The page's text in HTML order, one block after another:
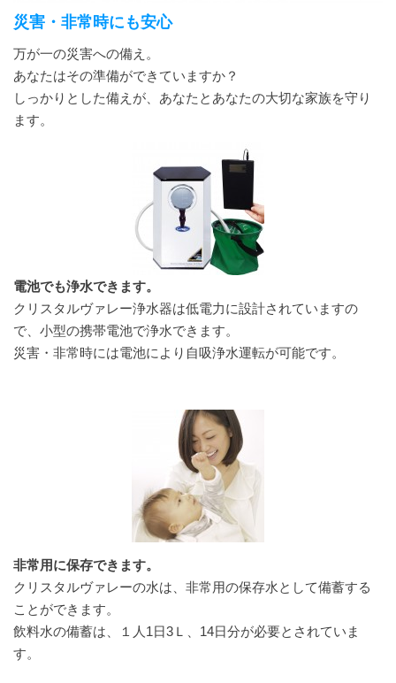
災害・非常時にも安心
万が一の災害への備え。
あなたはその準備ができていますか？
しっかりとした備えが、あなたとあなたの大切な家族を守り
ます。
電池でも浄水できます。
クリスタルヴァレー浄水器は低電力に設計されていますの
で、小型の携帯電池で浄水できます。
災害・非常時には電池により自吸浄水運転が可能です。
非常用に保存できます。
クリスタルヴァレーの水は、非常用の保存水として備蓄する
ことができます。
飲料水の備蓄は、１人1日3Ｌ、14日分が必要とされていま
す。